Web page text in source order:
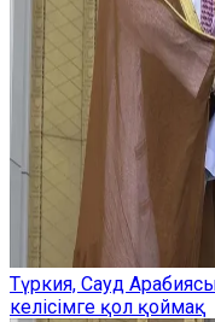
Түркия, Сауд
келісімге қол қоймақ